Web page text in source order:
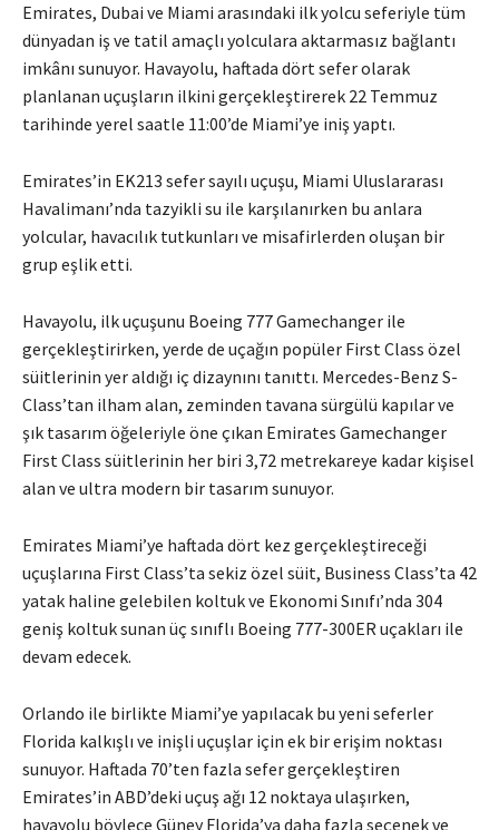
Emirates, Dubai ve Miami arasındaki ilk yolcu seferiyle tüm
dünyadan iş ve tatil amaçlı yolculara aktarmasız bağlantı
imkânı sunuyor. Havayolu, haftada dört sefer olarak
planlanan uçuşların ilkini gerçekleştirerek 22 Temmuz
tarihinde yerel saatle 11:00’de Miami’ye iniş yaptı.
Emirates’in EK213 sefer sayılı uçuşu, Miami Uluslararası
Havalimanı’nda tazyikli su ile karşılanırken bu anlara
yolcular, havacılık tutkunları ve misafirlerden oluşan bir
grup eşlik etti.
Havayolu, ilk uçuşunu Boeing 777 Gamechanger ile
gerçekleştirirken, yerde de uçağın popüler First Class özel
süitlerinin yer aldığı iç dizaynını tanıttı. Mercedes-Benz S-
Class’tan ilham alan, zeminden tavana sürgülü kapılar ve
şık tasarım öğeleriyle öne çıkan Emirates Gamechanger
First Class süitlerinin her biri 3,72 metrekareye kadar kişisel
alan ve ultra modern bir tasarım sunuyor.
Emirates Miami’ye haftada dört kez gerçekleştireceği
uçuşlarına First Class’ta sekiz özel süit, Business Class’ta 42
yatak haline gelebilen koltuk ve Ekonomi Sınıfı’nda 304
geniş koltuk sunan üç sınıflı Boeing 777-300ER uçakları ile
devam edecek.
Orlando ile birlikte Miami’ye yapılacak bu yeni seferler
Florida kalkışlı ve inişli uçuşlar için ek bir erişim noktası
sunuyor. Haftada 70’ten fazla sefer gerçekleştiren
Emirates’in ABD’deki uçuş ağı 12 noktaya ulaşırken,
havayolu böylece Güney Florida’ya daha fazla seçenek ve